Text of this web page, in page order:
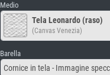
Medio
Tela Leonardo (raso)
(Canvas Venezia)
Barella
Cornice in tela - Immagine